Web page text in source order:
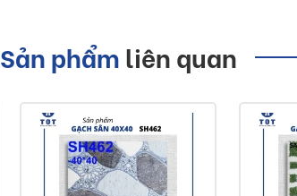
Sản phẩm liên quan